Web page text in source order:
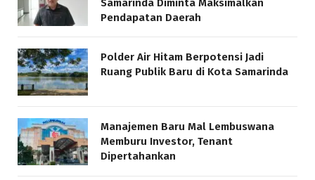
Samarinda Diminta Maksimalkan
Pendapatan Daerah
Polder Air Hitam Berpotensi Jadi
Ruang Publik Baru di Kota Samarinda
Manajemen Baru Mal Lembuswana
Memburu Investor, Tenant
Dipertahankan